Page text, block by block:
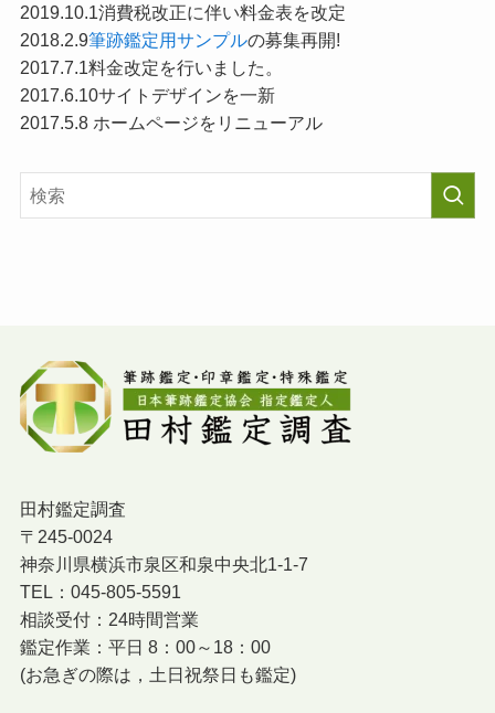
2019.10.1消費税改正に伴い料金表を改定
2018.2.9筆跡鑑定用サンプルの募集再開!
2017.7.1料金改定を行いました。
2017.6.10サイトデザインを一新
2017.5.8 ホームページをリニューアル
田村鑑定調査
〒245-0024
神奈川県横浜市泉区和泉中央北1-1-7
TEL：045-805-5591
相談受付：24時間営業
鑑定作業：平日 8：00～18：00
(お急ぎの際は，土日祝祭日も鑑定)